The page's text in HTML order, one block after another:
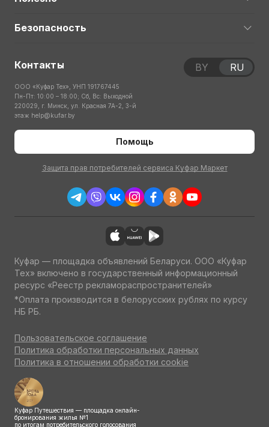
Безопасность
Контакты
ООО «Куфар Тех», УНП 191767445
Пн-Пт: 10:00 – 18:00; Сб, Вс: Выходной
220029, г. Минск, ул. Красная 7А-2, 3-й
этаж help@kufar.by
Помощь
Защита прав потребителей сервиса Куфар Маркет
BY RU
Куфар — площадка объявлений Беларуси. ООО «Куфар
Тех» включено в государственный информационный
ресурс «Реестр рекламораспространителей»
*Оплата производится в белорусских рублях по курсу
НБ РБ.
Пользовательское соглашение
Политика обработки персональных данных
Политика в отношении обработки cookie
Куфар Путешествия — площадка онлайн-
бронирования жилья №1
по итогам потребительского голосования